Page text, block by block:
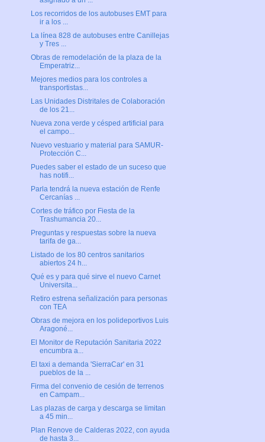
Los recorridos de los autobuses EMT para
ir a los ...
La línea 828 de autobuses entre Canillejas
y Tres ...
Obras de remodelación de la plaza de la
Emperatriz...
Mejores medios para los controles a
transportistas...
Las Unidades Distritales de Colaboración
de los 21...
Nueva zona verde y césped artificial para
el campo...
Nuevo vestuario y material para SAMUR-
Protección C...
Puedes saber el estado de un suceso que
has notifi...
Parla tendrá la nueva estación de Renfe
Cercanías ...
Cortes de tráfico por Fiesta de la
Trashumancia 20...
Preguntas y respuestas sobre la nueva
tarifa de ga...
Listado de los 80 centros sanitarios
abiertos 24 h...
Qué es y para qué sirve el nuevo Carnet
Universita...
Retiro estrena señalización para personas
con TEA
Obras de mejora en los polideportivos Luis
Aragoné...
El Monitor de Reputación Sanitaria 2022
encumbra a...
El taxi a demanda 'SierraCar' en 31
pueblos de la ...
Firma del convenio de cesión de terrenos
en Campam...
Las plazas de carga y descarga se limitan
a 45 min...
Plan Renove de Calderas 2022, con ayuda
de hasta 3...